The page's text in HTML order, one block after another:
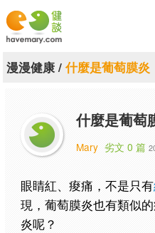
漫漫健康
關於健談
聯絡我們
下載專區
漫漫健康/什麼是葡萄膜炎
什麼是葡萄
Mary 劣文 0 篇
眼睛紅、痠痛，不是只有
現，葡萄膜炎也有類似
炎呢？